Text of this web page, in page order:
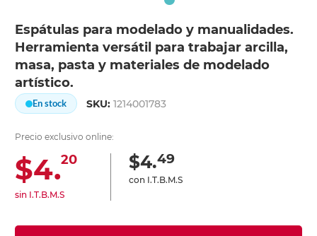
Espátulas para modelado y manualidades.
Herramienta versátil para trabajar arcilla,
masa, pasta y materiales de modelado
artístico.
En stock SKU:1214001783
Precio exclusivo online:
$4.20
sin I.T.B.M.S
$4.49
con I.T.B.M.S